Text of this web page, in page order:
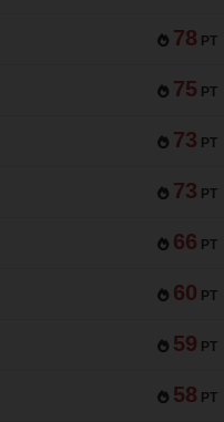
78 PT
75 PT
73 PT
73 PT
66 PT
60 PT
59 PT
58 PT